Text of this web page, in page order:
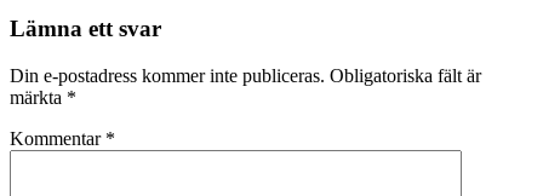
Lämna ett svar
Din e-postadress kommer inte publiceras. Obligatoriska fält är
märkta *
Kommentar *